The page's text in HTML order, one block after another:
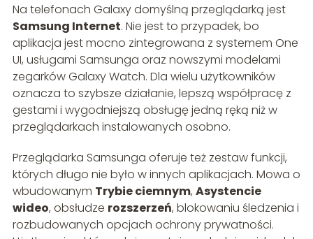
Na telefonach Galaxy domyślną przeglądarką jest
Samsung Internet. Nie jest to przypadek, bo
aplikacja jest mocno zintegrowana z systemem One
UI, usługami Samsunga oraz nowszymi modelami
zegarków Galaxy Watch. Dla wielu użytkowników
oznacza to szybsze działanie, lepszą współpracę z
gestami i wygodniejszą obsługę jedną ręką niż w
przeglądarkach instalowanych osobno.
Przeglądarka Samsunga oferuje też zestaw funkcji,
których długo nie było w innych aplikacjach. Mowa o
wbudowanym Trybie ciemnym, Asystencie
wideo, obsłudze rozszerzeń, blokowaniu śledzenia i
rozbudowanych opcjach ochrony prywatności.